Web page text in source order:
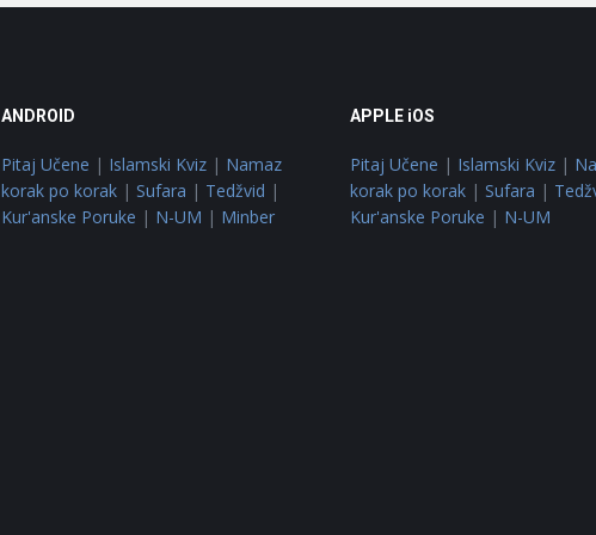
ANDROID
Pitaj Učene | Islamski Kviz| Namaz
korak po korak| Sufara | Tedžvid |
Kur'anske Poruke | N-UM | Minber
APPLE iOS
Pitaj Učene | Islamski Kviz |
korak po korak | Sufara |
Kur'anske Poruke | N-UM